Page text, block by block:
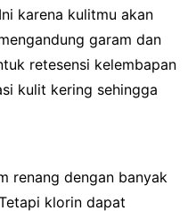
karena kulitmu akan
garam dan
retesensi kelembapan
kulit kering sehingga
renang dengan banyak
klorin dapat